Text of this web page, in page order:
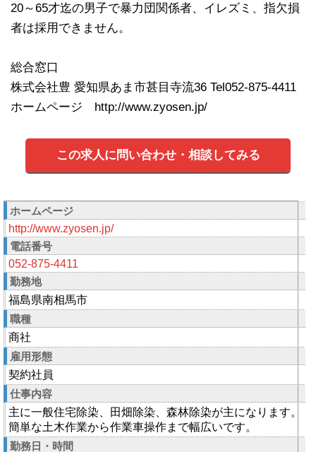
20～65才迄の男子で暴力団関係者、イレズミ、指欠損
者は採用できません。
総合窓口
株式会社豊 愛知県あま市甚目寺流36 Tel052-875-4411
ホームページ http://www.zyosen.jp/
この求人に問い合わせ・相談してみる
ホームページ
http://www.zyosen.jp/
電話番号
052-875-4411
勤務地
福島県南相馬市
職種
商社
雇用形態
契約社員
仕事内容
主に一般住宅除染、田畑除染、森林除染が主になります。
簡単な土木作業から作業車操作まで幅広いです。
勤務日・時間